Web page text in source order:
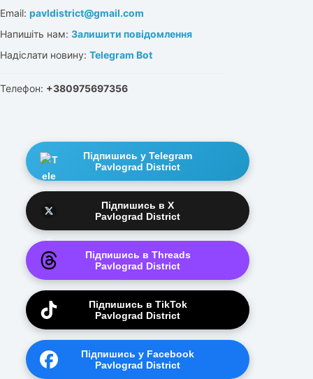
Email: pavldistrict@gmail.com
Напишіть нам: Залишити повідомлення
Надіслати новину: Telegram Bot
Телефон: +380975697356
Підпишись у Telegram
Pavlograd District
Підпишись в X
Pavlograd District
Підпишись в Threads
Pavlograd District
Підпишись в TikTok
Pavlograd District
Підпишись у Facebook
Pavlograd District